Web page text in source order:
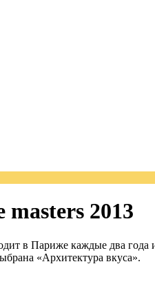
2013
в Париже каждые два
«Архитектура вкуса».